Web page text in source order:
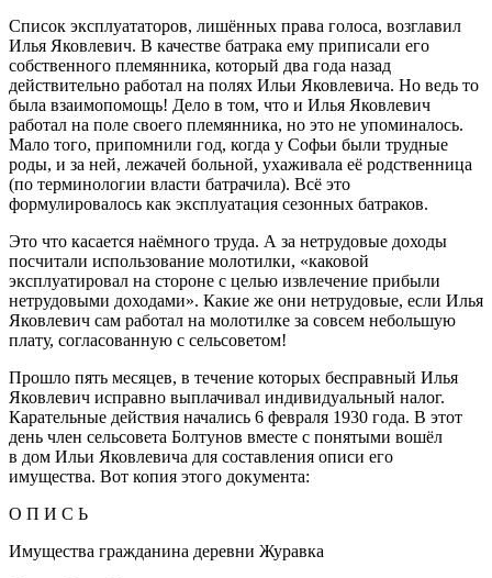
Список эксплуататоров, лишённых права голоса, возглавил
Илья Яковлевич. В качестве батрака ему приписали его
собственного племянника, который два года назад
действительно работал на полях Ильи Яковлевича. Но ведь то
была взаимопомощь! Дело в том, что и Илья Яковлевич
работал на поле своего племянника, но это не упоминалось.
Мало того, припомнили год, когда у Софьи были трудные
роды, и за ней, лежачей больной, ухаживала её родственница
(по терминологии власти батрачила). Всё это
формулировалось как эксплуатация сезонных батраков.
Это что касается наёмного труда. А за нетрудовые доходы
посчитали использование молотилки, «каковой
эксплуатировал на стороне с целью извлечение прибыли
нетрудовыми доходами». Какие же они нетрудовые, если Илья
Яковлевич сам работал на молотилке за совсем небольшую
плату, согласованную с сельсоветом!
Прошло пять месяцев, в течение которых бесправный Илья
Яковлевич исправно выплачивал индивидуальный налог.
Карательные действия начались 6 февраля 1930 года. В этот
день член сельсовета Болтунов вместе с понятыми вошёл
в дом Ильи Яковлевича для составления описи его
имущества. Вот копия этого документа:
О П И С Ь
Имущества гражданина деревни Журавка